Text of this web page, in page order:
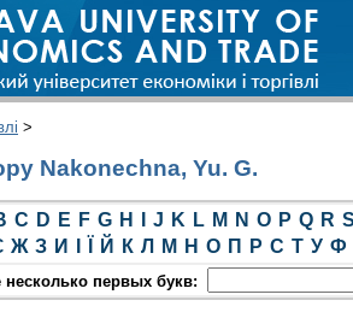
>
Nakonechna, Yu. G.
C D E F G H J K L M N O P Q R S
Ж З И Й К Л М Н О П Р С Т У Ф
несколько первых букв: